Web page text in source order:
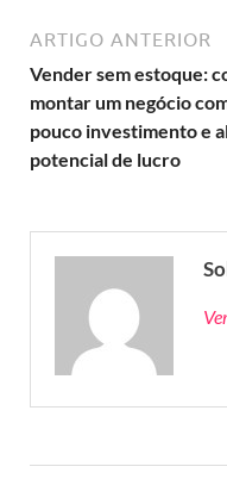
ARTIGO ANTERIOR
Vender sem estoque:
montar um negócio
pouco investimento e
potencial de lucro